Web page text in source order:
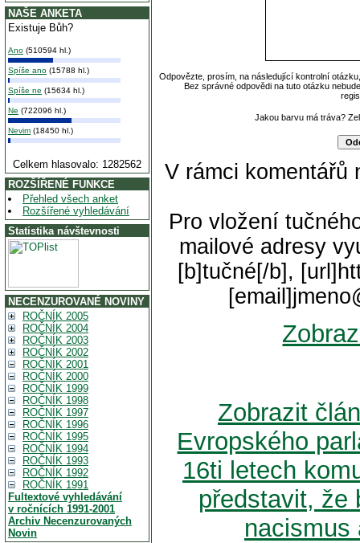
NAŠE ANKETA
Existuje Bůh?
Ano (510594 hl.)
Spíše ano (15788 hl.)
Spíše ne (15634 hl.)
Ne (722096 hl.)
Nevim (18450 hl.)
Celkem hlasovalo: 1282562
ROZŠÍŘENÉ FUNKCE
Přehled všech anket
Rozšířené vyhledávání
Statistika návštevnosti
NECENZUROVANÉ NOVINY
ROČNÍK 2005
ROČNÍK 2004
ROČNÍK 2003
ROČNÍK 2002
ROČNÍK 2001
ROČNÍK 2000
ROČNÍK 1999
ROČNÍK 1998
ROČNÍK 1997
ROČNÍK 1996
ROČNÍK 1995
ROČNÍK 1994
ROČNÍK 1993
ROČNÍK 1992
ROČNÍK 1991
Fultextové vyhledávání
v ročnících 1991-2001
Archiv Necenzurovaných
Novin
Odpovězte, prosím, na následující kontrolní
Bez správné odpovědi na tuto otázku
Jakou barvu má tráva?
V rámci komentářů
Pro vložení
mailové adresy
[b]tučné[/b],
Zobrazit
Evropského
16ti letech
představit, že
nacismus